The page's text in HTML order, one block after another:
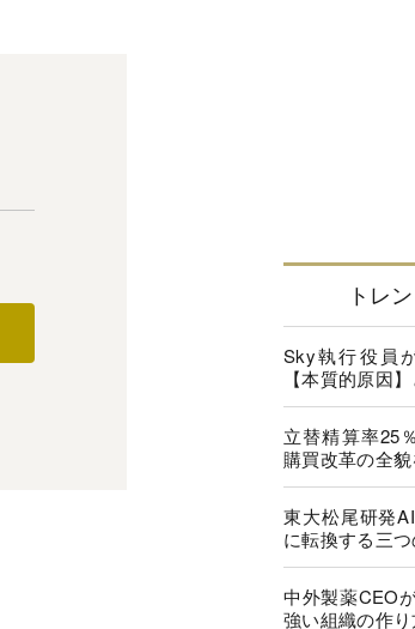
トレ
Sky執行役員
【本質的原因
立替精算率25
購買改革の全
東大松尾研発
に転換する三
中外製薬CEO
強い組織の作り